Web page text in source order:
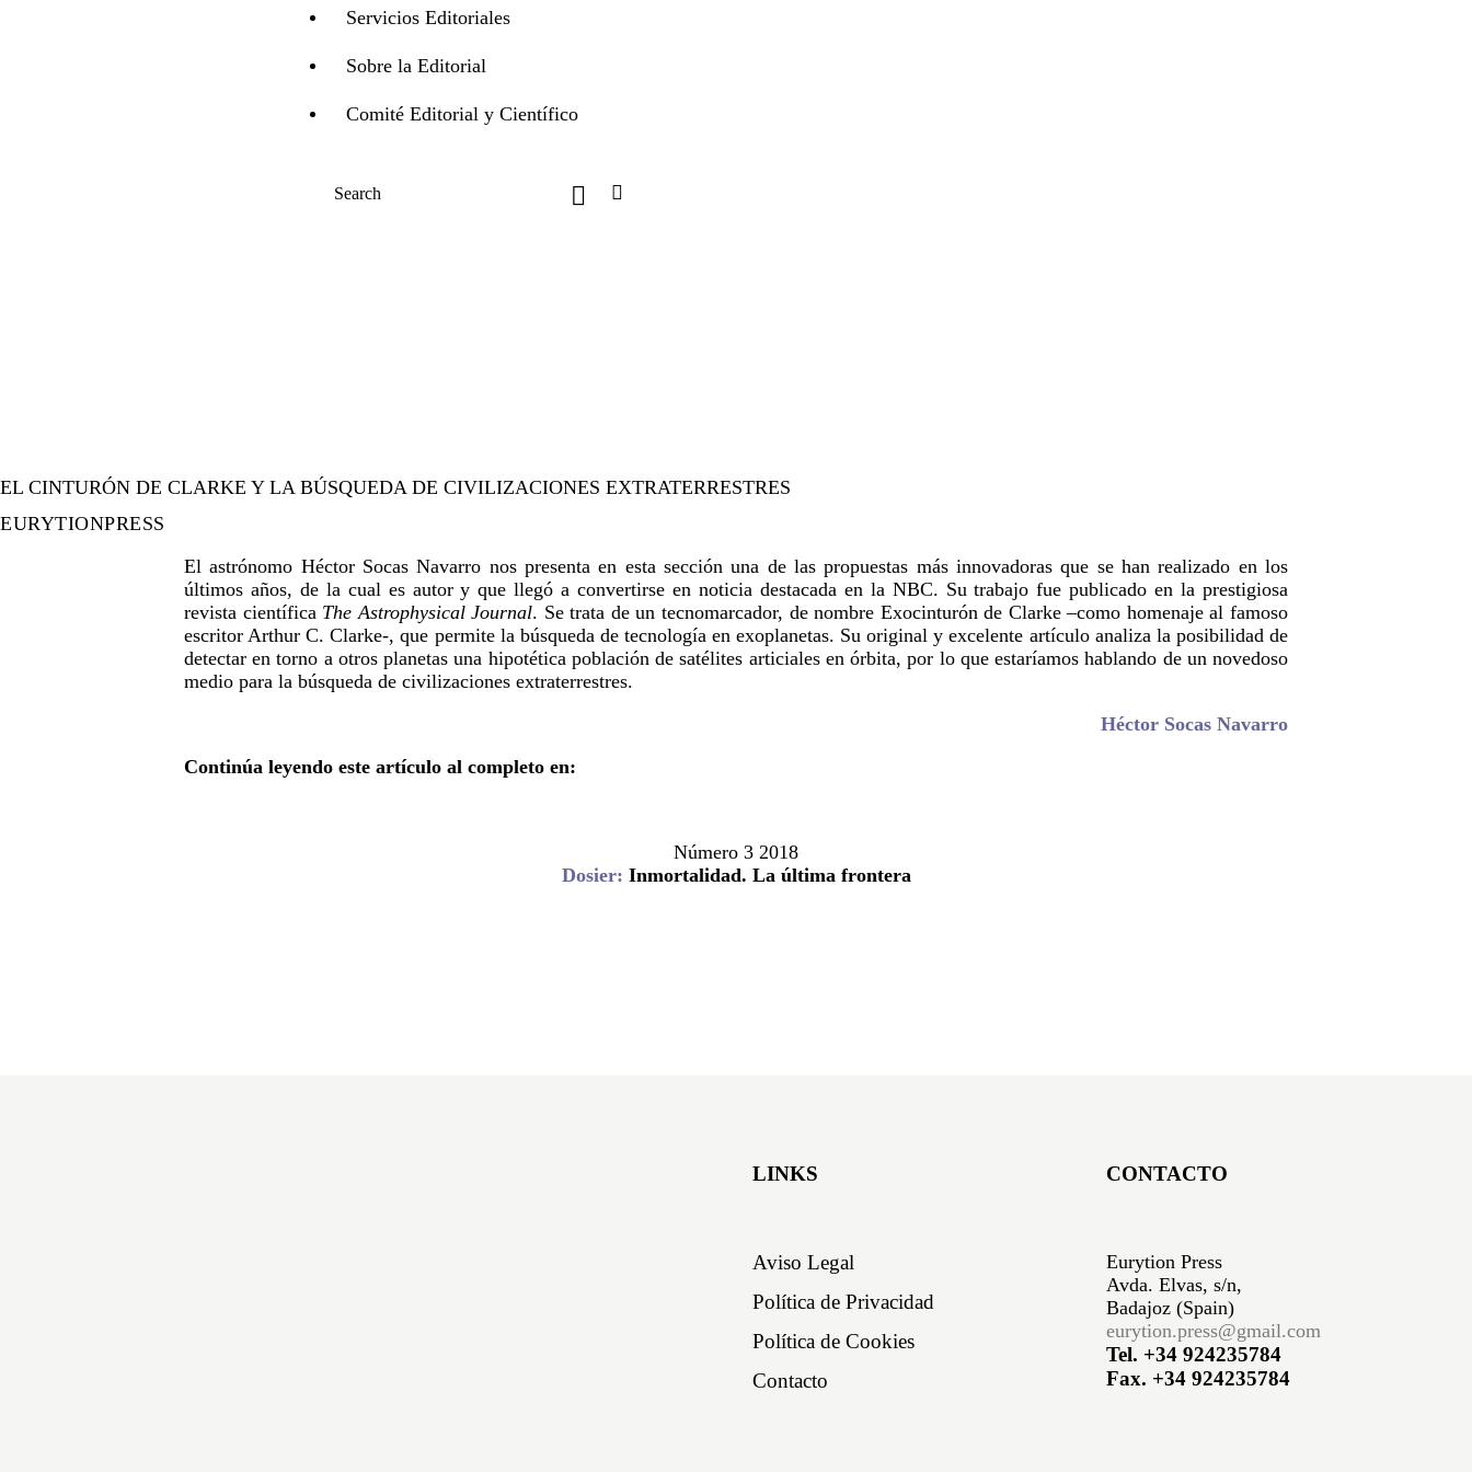
Servicios Editoriales
Sobre la Editorial
Comité Editorial y Científico
EL CINTURÓN DE CLARKE Y LA BÚSQUEDA DE CIVILIZACIONES EXTRATERRESTRES
EURYTIONPRESS
El astrónomo Héctor Socas Navarro nos presenta en esta sección una de las propuestas más innovadoras que se han realizado en los
últimos años, de la cual es autor y que llegó a convertirse en noticia destacada en la NBC. Su trabajo fue publicado en la prestigiosa
revista científica The Astrophysical Journal. Se trata de un tecnomarcador, de nombre Exocinturón de Clarke –como homenaje al famoso
escritor Arthur C. Clarke-, que permite la búsqueda de tecnología en exoplanetas. Su original y excelente artículo analiza la posibilidad de
detectar en torno a otros planetas una hipotética población de satélites articiales en órbita, por lo que estaríamos hablando de un novedoso
medio para la búsqueda de civilizaciones extraterrestres.
Héctor Socas Navarro
Continúa leyendo este artículo al completo en:
Número 3 2018
Dosier: Inmortalidad. La última frontera
LINKS
Aviso Legal
Política de Privacidad
Política de Cookies
Contacto
CONTACTO
Eurytion Press
Avda. Elvas, s/n,
Badajoz (Spain)
eurytion.press@gmail.com
Tel. +34 924235784
Fax. +34 924235784